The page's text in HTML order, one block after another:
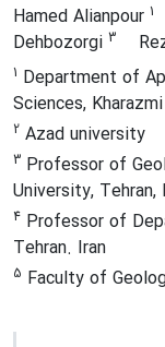
Hamed Alianpour 1
Dehbozorgi 3
1 Department of
Sciences,
2 Azad university
3 Professor of
University, Tehran,
4 Professor of
Tehran. Iran
5 Faculty of